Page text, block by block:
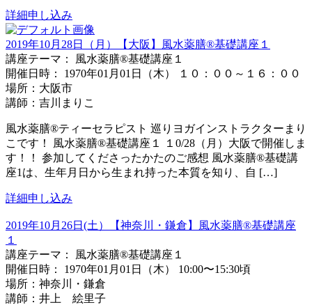
詳細申し込み
2019年10月28日（月）【大阪】風水薬膳®基礎講座１
講座テーマ： 風水薬膳®基礎講座１
開催日時： 1970年01月01日（木） １０：００～１６：００
場所：大阪市
講師：吉川まりこ
風水薬膳®ティーセラピスト 巡りヨガインストラクターまり
こです！ 風水薬膳®基礎講座１ １0/28（月）大阪で開催しま
す！！ 参加してくださったかたのご感想 風水薬膳®基礎講
座1は、生年月日から生まれ持った本質を知り、自 […]
詳細申し込み
2019年10月26日(土）【神奈川・鎌倉】風水薬膳®︎基礎講座
１
講座テーマ： 風水薬膳®︎基礎講座１
開催日時： 1970年01月01日（木） 10:00〜15:30頃
場所：神奈川・鎌倉
講師：井上 絵里子